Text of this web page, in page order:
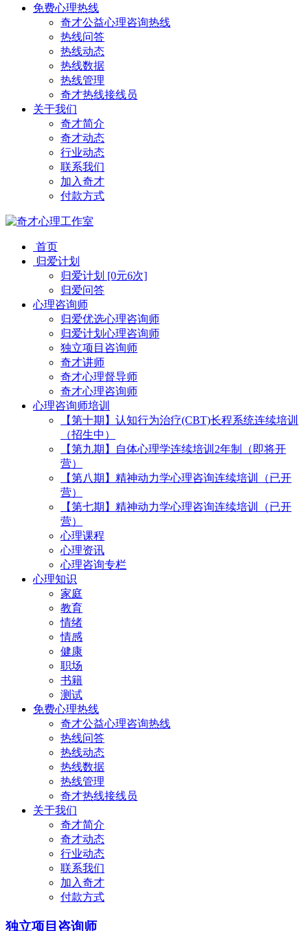
免费心理热线
奇才公益心理咨询热线
热线问答
热线动态
热线数据
热线管理
奇才热线接线员
关于我们
奇才简介
奇才动态
行业动态
联系我们
加入奇才
付款方式
首页
归爱计划
归爱计划 [0元6次]
归爱问答
心理咨询师
归爱优选心理咨询师
归爱计划心理咨询师
独立项目咨询师
奇才讲师
奇才心理督导师
奇才心理咨询师
心理咨询师培训
【第十期】认知行为治疗(CBT)长程系统连续培训
（招生中）
【第九期】自体心理学连续培训2年制（即将开
营）
【第八期】精神动力学心理咨询连续培训（已开
营）
【第七期】精神动力学心理咨询连续培训（已开
营）
心理课程
心理资讯
心理咨询专栏
心理知识
家庭
教育
情绪
情感
健康
职场
书籍
测试
免费心理热线
奇才公益心理咨询热线
热线问答
热线动态
热线数据
热线管理
奇才热线接线员
关于我们
奇才简介
奇才动态
行业动态
联系我们
加入奇才
付款方式
独立项目咨询师